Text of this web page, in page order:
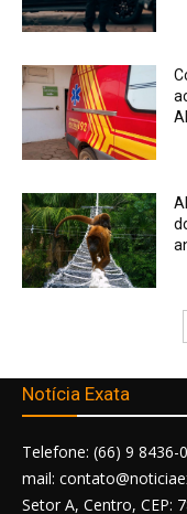
Notícia Exata
Telefone: (66) 9 8436-
mail:
Setor A, Centro, CEP: